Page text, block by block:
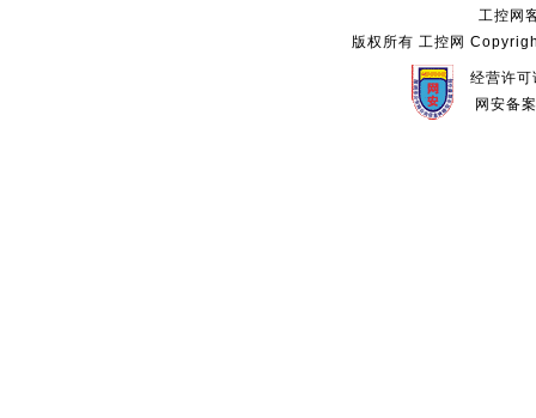
工控网
版权所有 工控网
经营许
网安备